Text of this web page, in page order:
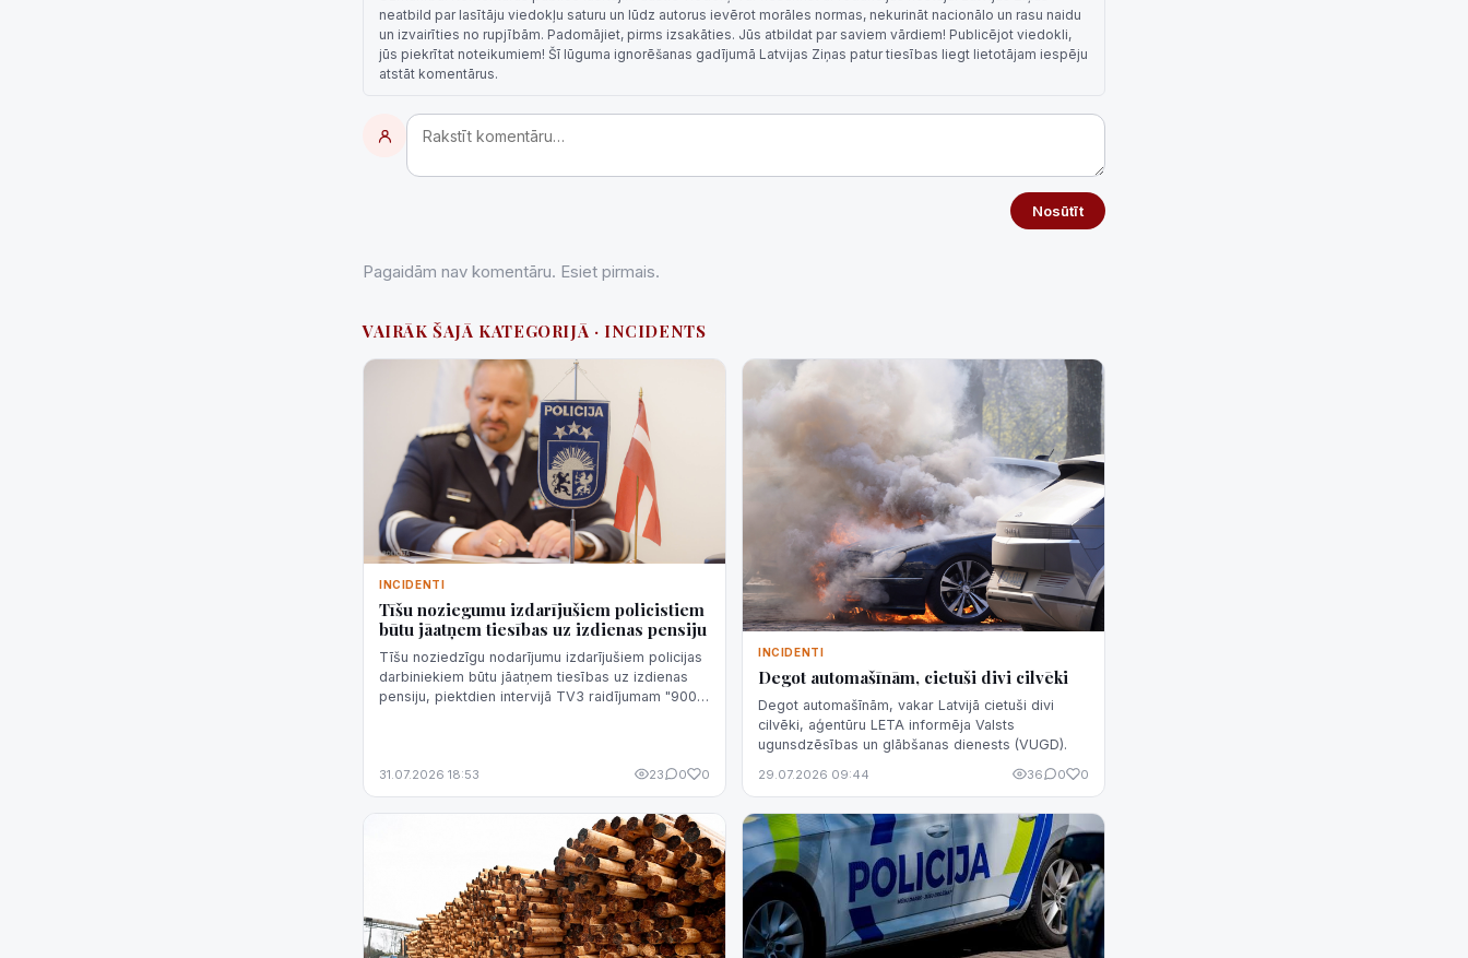
neatbild par lasītāju viedokļu saturu un lūdz autorus ievērot morāles normas, nekurināt nacionālo un rasu naidu
un izvairīties no rupjībām. Padomājiet, pirms izsakāties. Jūs atbildat par saviem vārdiem! Publicējot viedokli,
jūs piekrītat noteikumiem! Šī lūguma ignorēšanas gadījumā Latvijas Ziņas patur tiesības liegt lietotājam iespēju
atstāt komentārus.
Nosūtīt
Pagaidām nav komentāru. Esiet pirmais.
VAIRĀK ŠAJĀ KATEGORIJĀ · INCIDENTS
INCIDENTI
Tīšu noziegumu izdarījušiem policistiem
būtu jāatņem tiesības uz izdienas pensiju
Tīšu noziedzīgu nodarījumu izdarījušiem policijas
darbiniekiem būtu jāatņem tiesības uz izdienas
pensiju, piektdien intervijā TV3 raidījumam "900
31.07.2026 18:53 23 0 0
INCIDENTI
Degot automašīnām, cietuši divi cilvēki
Degot automašīnām, vakar Latvijā cietuši divi
cilvēki, aģentūru LETA informēja Valsts
ugunsdzēsības un glābšanas dienests (VUGD).
29.07.2026 09:44 36 0 0